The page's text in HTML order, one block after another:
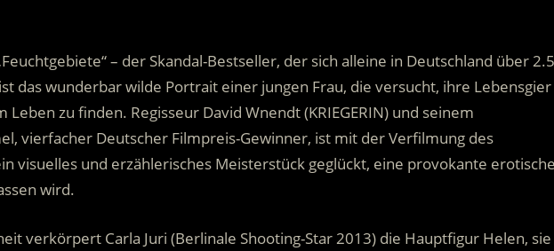
– der Skandal-Bestseller, der sich alleine in Deutschland über 2.5
das wunderbar wilde Portrait einer jungen Frau, die versucht, ihre Lebensgier
Leben zu finden. Regisseur David Wnendt (KRIEGERIN) und seinem
vierfacher Deutscher Filmpreis-Gewinner, ist mit der Verfilmung des
visuelles und erzählerisches Meisterstück geglückt, eine provokante erotische
wird.
verkörpert Carla Juri (Berlinale Shooting-Star 2013) die Hauptfigur Helen, sie